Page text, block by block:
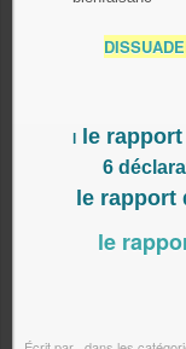
le rapport
6
le rapport
le